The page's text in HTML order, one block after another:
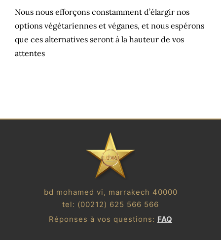
Nous nous efforçons constamment d’élargir nos
options végétariennes et véganes, et nous espérons
que ces alternatives seront à la hauteur de vos
attentes
bd mohamed vi, marrakech 40000
tel: (00212) 625 566 566
Réponses à vos questions: FAQ